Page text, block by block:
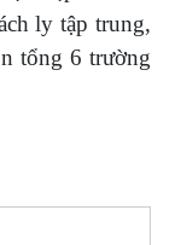
ly tập trung,
tổng 6 trường